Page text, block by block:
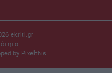
ekriti.gr
by Pixelthis